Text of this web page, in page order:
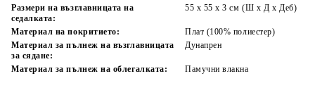
Размери на възглавницата на
седалката:
55 x 55 x 3 см (Ш x Д x Деб)
Материал на покритието:
Плат (100% полиестер)
Материал за пълнеж на възглавницата
за сядане:
Дунапрен
Материал за пълнеж на облегалката: Памучни влакна